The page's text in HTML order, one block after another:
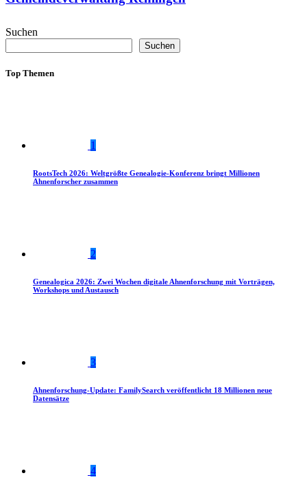
Suchen
Suchen
Top Themen
1
RootsTech 2026: Weltgrößte Genealogie-Konferenz bringt Millionen
Ahnenforscher zusammen
2
Genealogica 2026: Zwei Wochen digitale Ahnenforschung mit Vorträgen,
Workshops und Austausch
3
Ahnenforschung-Update: FamilySearch veröffentlicht 18 Millionen neue
Datensätze
4